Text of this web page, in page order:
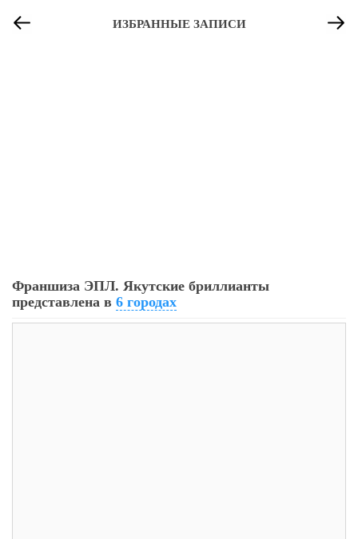
ИЗБРАННЫЕ ЗАПИСИ
продавцы готового...
Франшиза ЭПЛ. Якутские бриллианты
представлена в 6 городах